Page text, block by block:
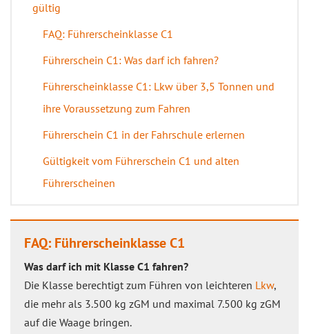
gültig
FAQ: Führerscheinklasse C1
Führerschein C1: Was darf ich fahren?
Führerscheinklasse C1: Lkw über 3,5 Tonnen und
ihre Voraussetzung zum Fahren
Führerschein C1 in der Fahrschule erlernen
Gültigkeit vom Führerschein C1 und alten
Führerscheinen
FAQ: Führerscheinklasse C1
Was darf ich mit Klasse C1 fahren?
Die Klasse berechtigt zum Führen von leichteren Lkw,
die mehr als 3.500 kg zGM und maximal 7.500 kg zGM
auf die Waage bringen.